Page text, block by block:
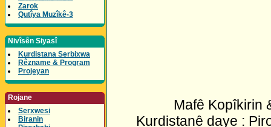
Zarok
Qutîya Muzîkê-3
Nivîsên Siyasî
Kurdistana Serbixwa
Rêzname & Program
Projeyan
Rojane
Serxwesi
Biranin
Mafê Kopîkirin
Kurdistanê daye :